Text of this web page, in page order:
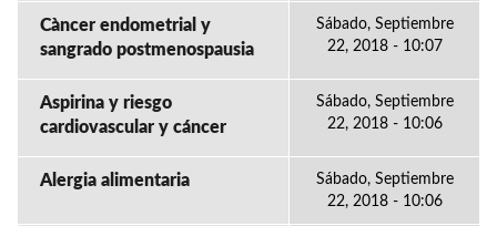
Càncer endometrial y
sangrado postmenospausia
Sábado, Septiembre
22, 2018 - 10:07
Aspirina y riesgo
cardiovascular y cáncer
Sábado, Septiembre
22, 2018 - 10:06
Alergia alimentaria
Sábado, Septiembre
22, 2018 - 10:06